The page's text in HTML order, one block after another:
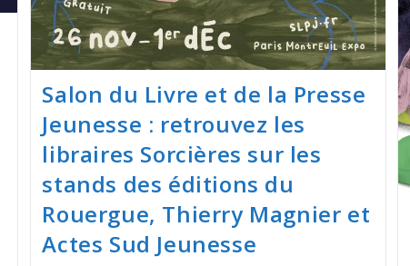
Salon du Livre et de la Presse
Jeunesse : retrouvez les
libraires Sorcières sur les
stands des éditions du
Rouergue, Thierry Magnier et
Actes Sud Jeunesse